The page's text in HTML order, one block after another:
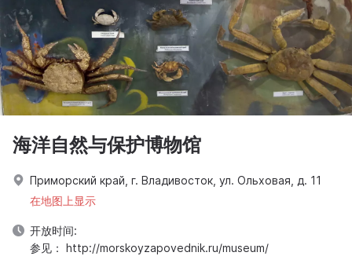
海洋自然与保护博物馆
Приморский край, г. Владивосток, ул. Ольховая, д. 11
在地图上显示
开放时间:
参见： http://morskoyzapovednik.ru/museum/